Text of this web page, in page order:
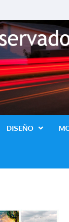
DISEÑO